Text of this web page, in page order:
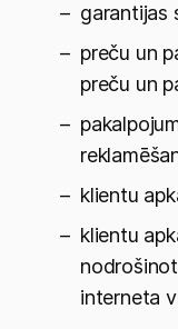
garantijas
preču un
preču un
klientu
klientu
interneta